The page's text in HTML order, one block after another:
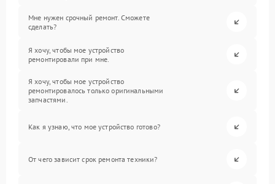
Мне нужен срочный ремонт. Сможете
сделать?
Я хочу, чтобы мое устройство
ремонтировали при мне.
Я хочу, чтобы мое устройство
ремонтировалось только оригинальными
запчастями.
Как я узнаю, что мое устройство готово?
От чего зависит срок ремонта техники?